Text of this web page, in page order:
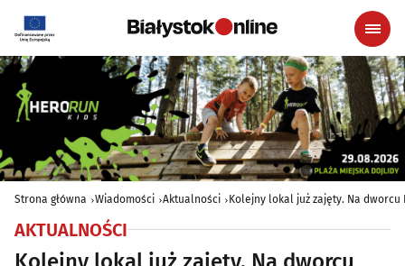
Strona główna Wiadomości Aktualności Kolejny lokal już zajęty. Na dworcu
AKTUALNOŚCI